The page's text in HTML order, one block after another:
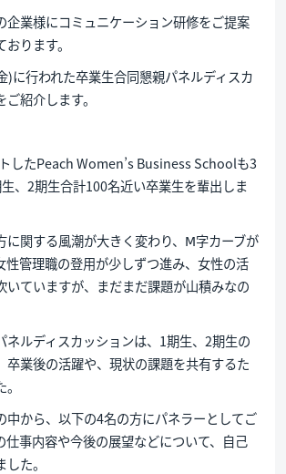
企業様にコミュニケーション研修をご提案
ります。
)に行われた卒業生合同懇親パネルディスカ
紹介します。
したPeach Women’s Business Schoolも3
、2期生合計100名近い卒業生を輩出しま
に関する風潮が大きく変わり、Ⅿ字カーブが
性管理職の登用が少しずつ進み、女性の活
いていますが、まだまだ課題が山積みなの
ネルディスカッションは、1期生、2期生の
卒業後の活躍や、現状の課題を共有するた
中から、以下の4名の方にパネラーとしてご
仕事内容や今後の展望などについて、自己
た。